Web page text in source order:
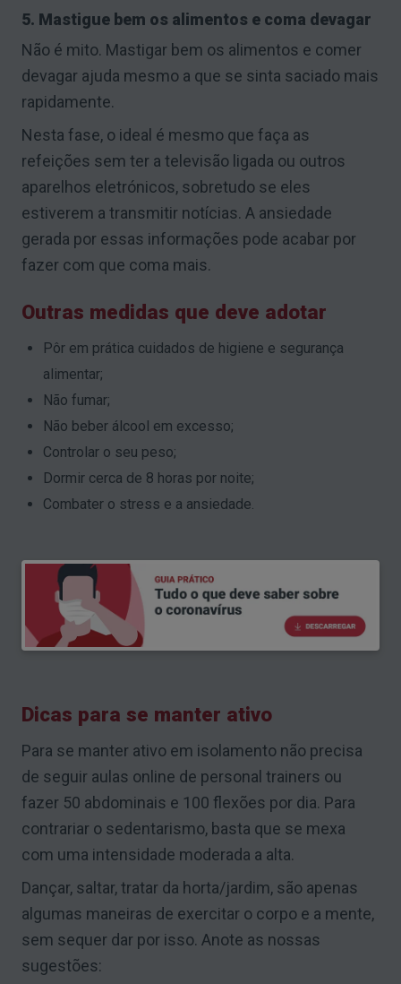
5. Mastigue bem os alimentos e coma devagar
Não é mito. Mastigar bem os alimentos e comer
devagar ajuda mesmo a que se sinta saciado mais
rapidamente.
Nesta fase, o ideal é mesmo que faça as
refeições sem ter a televisão ligada ou outros
aparelhos eletrónicos, sobretudo se eles
estiverem a transmitir notícias. A ansiedade
gerada por essas informações pode acabar por
fazer com que coma mais.
Outras medidas que deve adotar
Pôr em prática cuidados de higiene e segurança
alimentar;
Não fumar;
Não beber álcool em excesso;
Controlar o seu peso;
Dormir cerca de 8 horas por noite;
Combater o stress e a ansiedade.
Dicas para se manter ativo
Para se manter ativo em isolamento não precisa
de seguir aulas online de personal trainers ou
fazer 50 abdominais e 100 flexões por dia. Para
contrariar o sedentarismo, basta que se mexa
com uma intensidade moderada a alta.
Dançar, saltar, tratar da horta/jardim, são apenas
algumas maneiras de exercitar o corpo e a mente,
sem sequer dar por isso. Anote as nossas
sugestões: